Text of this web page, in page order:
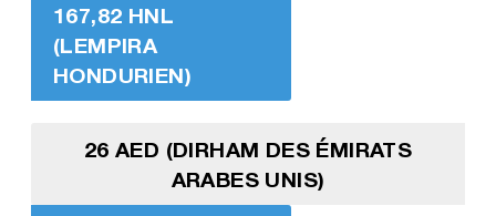
167,82 HNL
(LEMPIRA
HONDURIEN)
26 AED (DIRHAM DES ÉMIRATS
ARABES UNIS)